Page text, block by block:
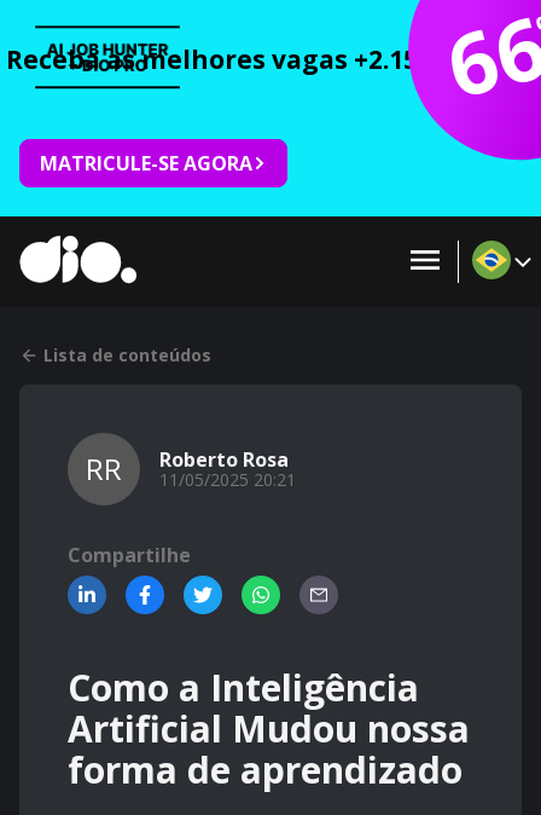
Receba as melhores vagas +2.150 cursos
MATRICULE-SE AGORA
Lista de conteúdos
RR Roberto Rosa
11/05/2025 20:21
Compartilhe
Como a Inteligência
Artificial Mudou nossa
forma de aprendizado